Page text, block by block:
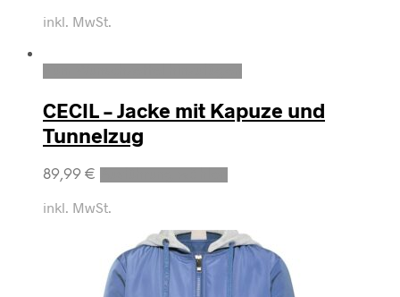
inkl. MwSt.
CECIL – Jacke mit Kapuze und
Tunnelzug
89,99 €
inkl. MwSt.